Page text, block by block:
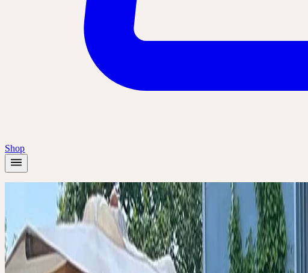
Shop
Accueil
Académie
Ceres Besuchstag: Erleben Sie, wie Ceres Produkte entstehen
Journée de visite🇨🇭 CHTousDeutsch